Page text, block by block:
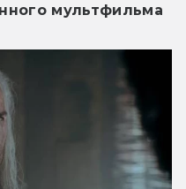
мультфильма